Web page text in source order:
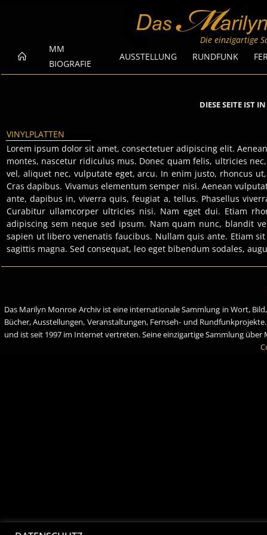
Die einzigartige
MM
BIOGRAFIE
AUSSTELLUNG RUNDFUNK
DIESE SEITE IST
VINYLPLATTEN
Lorem ipsum dolor sit amet, consectetuer adipiscing elit.
montes, nascetur ridiculus mus. Donec quam felis, ultricies
vel, aliquet nec, vulputate eget, arcu. In enim justo, rhoncus
Cras dapibus. Vivamus elementum semper nisi. Aenean
ante, dapibus in, viverra quis, feugiat a, tellus. Phasellus
Curabitur ullamcorper ultricies nisi. Nam eget dui. Etiam
adipiscing sem neque sed ipsum. Nam quam nunc, blandit
sapien ut libero venenatis faucibus. Nullam quis ante. Etiam
sagittis magna. Sed consequat, leo eget bibendum sodales,
Das Marilyn Monroe Archiv ist eine internationale Sammlung in Wort,
Bücher, Ausstellungen, Veranstaltungen, Fernseh- und
und ist seit 1997 im Internet vertreten. Seine einzigartige Sammlung